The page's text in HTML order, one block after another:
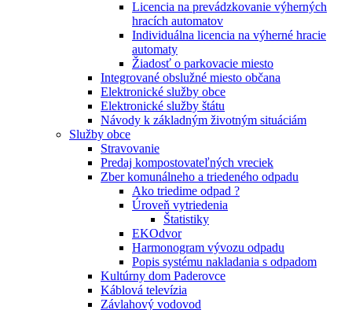
Licencia na prevádzkovanie výherných
hracích automatov
Individuálna licencia na výherné hracie
automaty
Žiadosť o parkovacie miesto
Integrované obslužné miesto občana
Elektronické služby obce
Elektronické služby štátu
Návody k základným životným situáciám
Služby obce
Stravovanie
Predaj kompostovateľných vreciek
Zber komunálneho a triedeného odpadu
Ako triedime odpad ?
Úroveň vytriedenia
Štatistiky
EKOdvor
Harmonogram vývozu odpadu
Popis systému nakladania s odpadom
Kultúrny dom Paderovce
Káblová televízia
Závlahový vodovod